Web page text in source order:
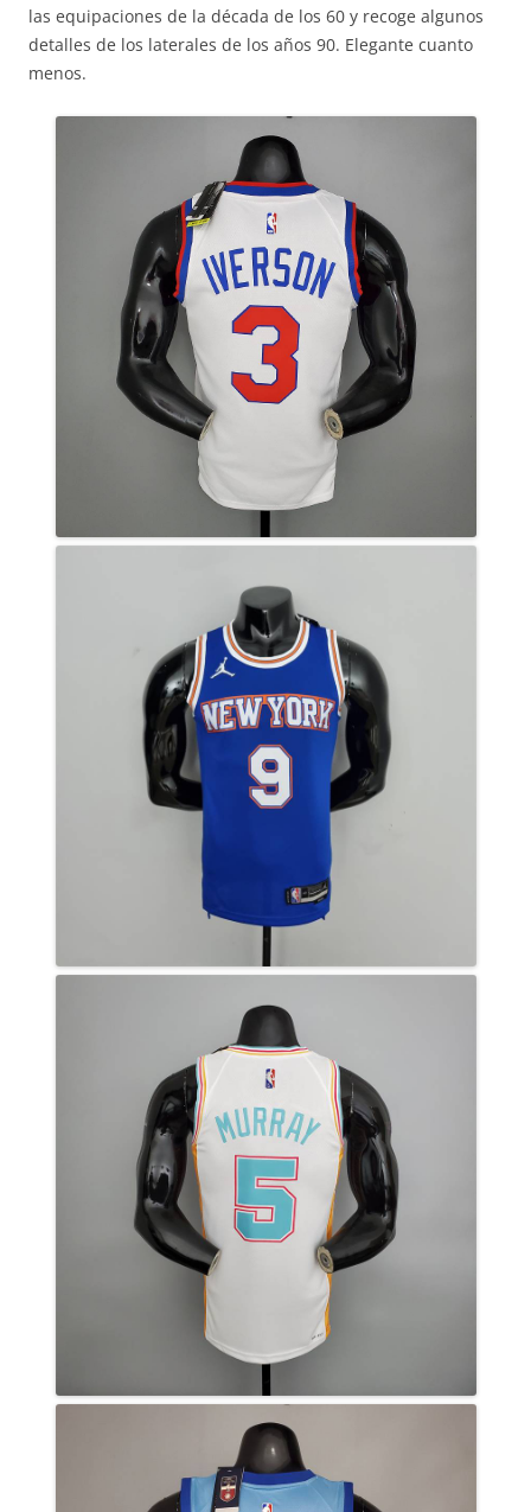
las equipaciones de la década de los 60 y recoge algunos
detalles de los laterales de los años 90. Elegante cuanto
menos.